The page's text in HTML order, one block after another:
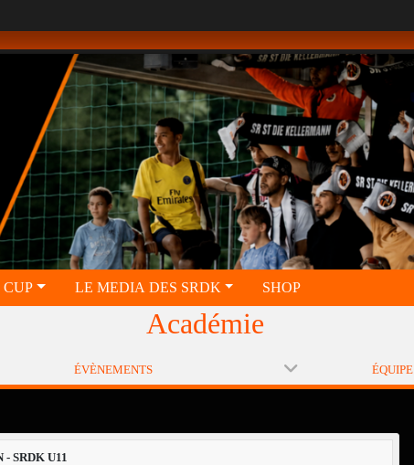
LE MEDIA DES SRDK SHOP
Académie
ÉVÈNEMENTS ÉQUIPE
- SRDK U11